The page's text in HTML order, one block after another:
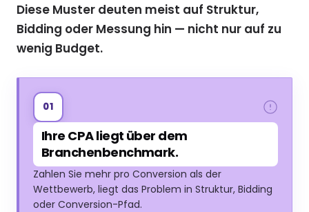
Diese Muster deuten meist auf Struktur,
Bidding oder Messung hin — nicht nur auf zu
wenig Budget.
01
Ihre CPA liegt über dem
Branchenbenchmark.
Zahlen Sie mehr pro Conversion als der
Wettbewerb, liegt das Problem in Struktur, Bidding
oder Conversion-Pfad.